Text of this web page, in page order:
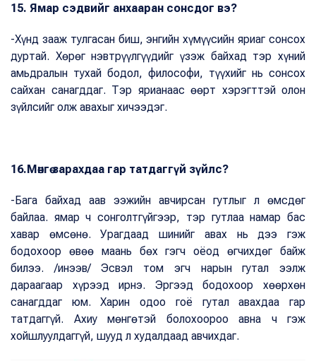
15. Ямар сэдвийг анхааран сонсдог вэ?
-Хүнд зааж тулгасан биш, энгийн хүмүүсийн яриаг сонсох
дуртай. Хөрөг нэвтрүүлгүүдийг үзэж байхад тэр хүний
амьдралын тухай бодол, философи, түүхийг нь сонсох
сайхан санагддаг. Тэр ярианаас өөрт хэрэгттэй олон
зүйлсийг олж авахыг хичээдэг.
16.Мөнгө зарахдаа гар татдаггүй зүйлс?
-Бага байхад аав ээжийн авчирсан гутлыг л өмсдөг
байлаа. ямар ч сонголтгүйгээр, тэр гутлаа намар бас
хавар өмсөнө. Урагдаад шинийг авах нь дээ гэж
бодохоор өвөө маань бөх гэгч оёод өгчихдөг байж
билээ. /инээв/ Эсвэл том эгч нарын гутал ээлж
дараагаар хүрээд ирнэ. Эргээд бодохоор хөөрхөн
санагддаг юм. Харин одоо гоё гутал авахдаа гар
татдаггүй. Ахиу мөнгөтэй болохоороо авна ч гэж
хойшлуулдаггүй, шууд л худалдаад авчихдаг.